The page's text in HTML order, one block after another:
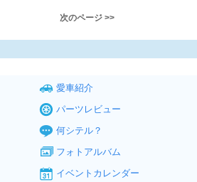
次のページ >>
愛車紹介
パーツレビュー
何シテル？
フォトアルバム
イベントカレンダー